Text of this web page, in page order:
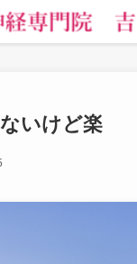
いけど楽